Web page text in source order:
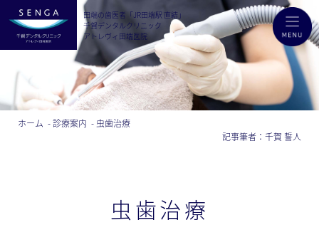
田端の歯医者「JR田端駅 直結」
千賀デンタルクリニック
アトレヴィ田端医院
ホーム 診療案内
虫歯治療
記事筆者： 千賀 誓人
虫歯治療